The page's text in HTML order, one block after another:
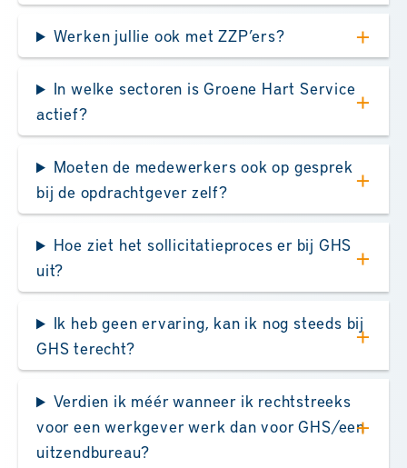
Werken jullie ook met ZZP’ers?
In welke sectoren is Groene Hart Service
actief?
Moeten de medewerkers ook op gesprek
bij de opdrachtgever zelf?
Hoe ziet het sollicitatieproces er bij GHS
uit?
Ik heb geen ervaring, kan ik nog steeds bij
GHS terecht?
Verdien ik méér wanneer ik rechtstreeks
voor een werkgever werk dan voor GHS/een
uitzendbureau?